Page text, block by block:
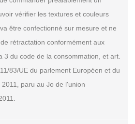
vérifier les textures et couleurs
être confectionné sur mesure et ne
rétractation conformément aux
3 du code de la consommation, et art.
83/UE du parlement Européen et du
paru au Jo de l'union